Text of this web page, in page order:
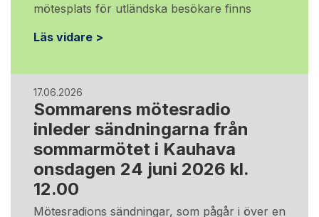
mötesplats för utländska besökare finns
Läs vidare >
17.06.2026
Sommarens mötesradio
inleder sändningarna från
sommarmötet i Kauhava
onsdagen 24 juni 2026 kl.
12.00
Mötesradions sändningar, som pågår i över en